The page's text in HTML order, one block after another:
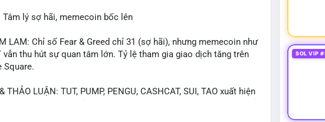
Tâm lý sợ hãi, memecoin bốc lên
LAM: Chỉ số Fear & Greed chỉ 31 (sợ hãi), nhưng memecoin như
vẫn thu hút sự quan tâm lớn. Tỷ lệ tham gia giao dịch tăng trên
Square.
THẢO LUẬN: TUT, PUMP, PENGU, CASHCAT, SUI, TAO xuất hiện
và SAGA cũng hấp dẫn.
SOL VIP